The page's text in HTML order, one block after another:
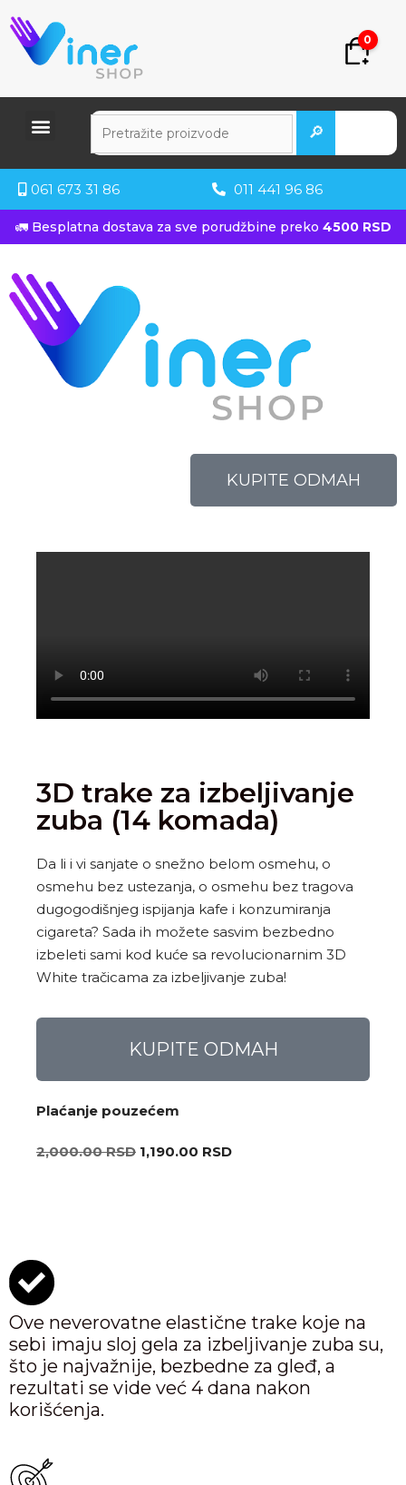
0
🔎
061 673 31 86 011 441 96 86
🚛 Besplatna dostava za sve porudžbine preko 4500 RSD
KUPITE ODMAH
3D trake za izbeljivanje
zuba (14 komada)
Da li i vi sanjate o snežno belom osmehu, o
osmehu bez ustezanja, o osmehu bez tragova
dugogodišnjeg ispijanja kafe i konzumiranja
cigareta? Sada ih možete sasvim bezbedno
izbeleti sami kod kuće sa revolucionarnim 3D
White tračicama za izbeljivanje zuba!
KUPITE ODMAH
Plaćanje pouzećem
2,000.00RSD 1,190.00 RSD
Ove neverovatne elastične trake koje na
sebi imaju sloj gela za izbeljivanje zuba su,
što je najvažnije, bezbedne za gleđ, a
rezultati se vide već 4 dana nakon
korišćenja.